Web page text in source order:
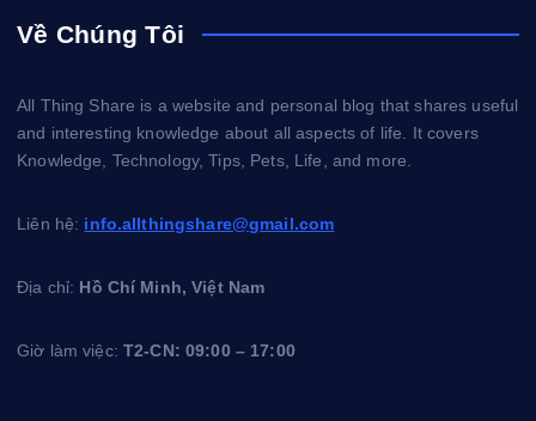
Về Chúng Tôi
All Thing Share is a website and personal blog that shares useful
and interesting knowledge about all aspects of life. It covers
Knowledge, Technology, Tips, Pets, Life, and more.
Liên hệ: info.allthingshare@gmail.com
Địa chỉ: Hồ Chí Minh, Việt Nam
Giờ làm việc:T2-CN: 09:00 – 17:00